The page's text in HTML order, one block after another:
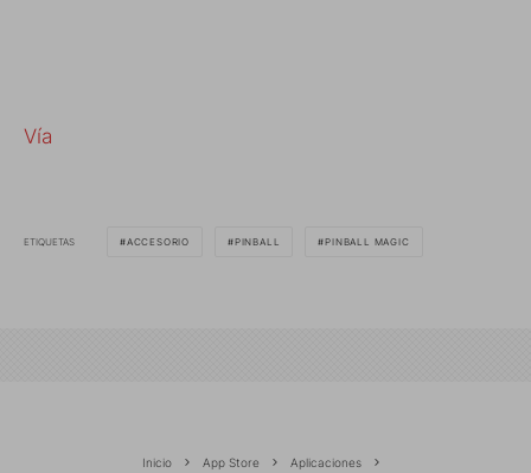
Vía
ETIQUETAS ACCESORIO PINBALL PINBALL MAGIC
Inicio App Store
Aplicaciones